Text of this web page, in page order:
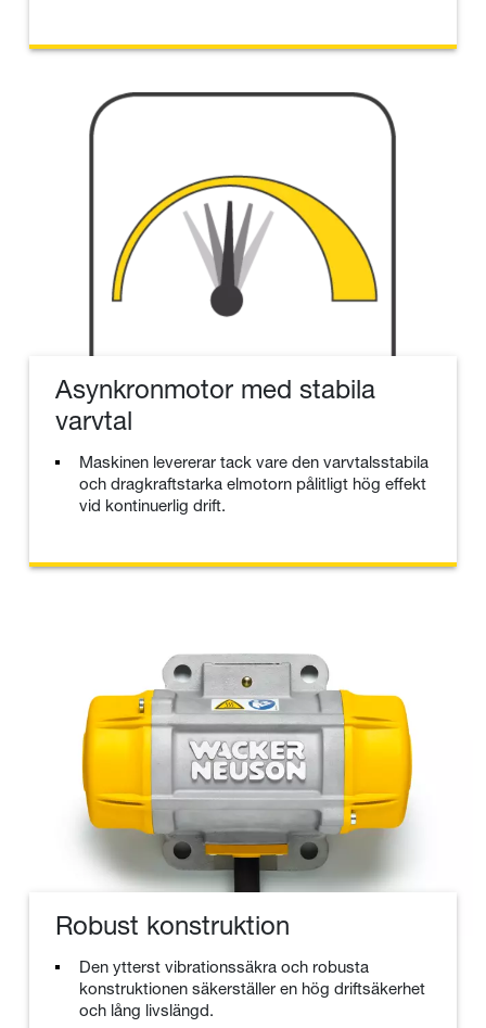
Asynkronmotor med stabila
varvtal
Maskinen levererar tack vare den varvtalsstabila
och dragkraftstarka elmotorn pålitligt hög effekt
vid kontinuerlig drift.
Robust konstruktion
Den ytterst vibrationssäkra och robusta
konstruktionen säkerställer en hög driftsäkerhet
och lång livslängd.